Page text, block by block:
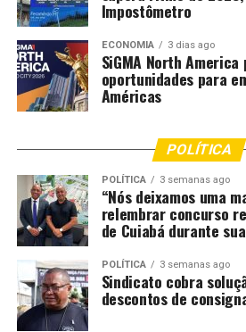
Impostômetro
ECONOMIA 3 dias ago
SiGMA North
oportunidades para
Américas
POLÍTICA
POLÍTICA 3 semanas ago
“Nós deixamos uma
relembrar concurso
de Cuiabá durante
POLÍTICA 3 semanas ago
Sindicato cobra
descontos de